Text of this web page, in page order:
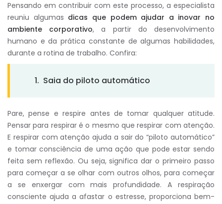
Pensando em contribuir com este processo, a especialista
reuniu algumas dicas que podem ajudar a inovar no
ambiente corporativo, a partir do desenvolvimento
humano e da prática constante de algumas habilidades,
durante a rotina de trabalho. Confira:
1. Saia do piloto automático
Pare, pense e respire antes de tomar qualquer atitude.
Pensar para respirar é o mesmo que respirar com atenção.
E respirar com atenção ajuda a sair do “piloto automático”
e tomar consciência de uma ação que pode estar sendo
feita sem reflexão. Ou seja, significa dar o primeiro passo
para começar a se olhar com outros olhos, para começar
a se enxergar com mais profundidade. A respiração
consciente ajuda a afastar o estresse, proporciona bem-